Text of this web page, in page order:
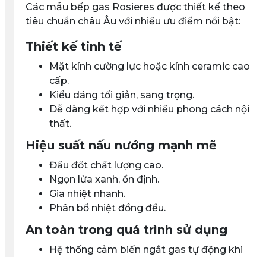
Các mẫu bếp gas Rosieres được thiết kế theo
tiêu chuẩn châu Âu với nhiều ưu điểm nổi bật:
Thiết kế tinh tế
Mặt kính cường lực hoặc kính ceramic cao
cấp.
Kiểu dáng tối giản, sang trọng.
Dễ dàng kết hợp với nhiều phong cách nội
thất.
Hiệu suất nấu nướng mạnh mẽ
Đầu đốt chất lượng cao.
Ngọn lửa xanh, ổn định.
Gia nhiệt nhanh.
Phân bổ nhiệt đồng đều.
An toàn trong quá trình sử dụng
Hệ thống cảm biến ngắt gas tự động khi